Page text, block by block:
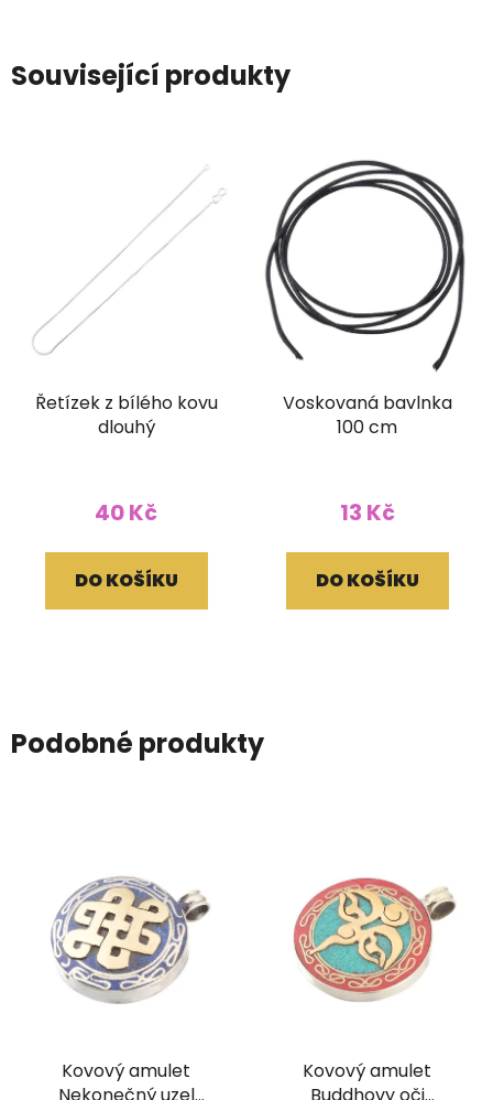
Související produkty
Řetízek z bílého kovu
dlouhý
40 Kč
DO KOŠÍKU
Voskovaná bavlnka
100 cm
13 Kč
DO KOŠÍKU
Podobné produkty
Kovový amulet
Kovový amulet